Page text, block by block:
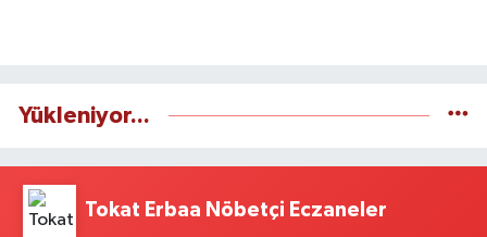
Yükleniyor...
Tokat Erbaa Nöbetçi Eczaneler